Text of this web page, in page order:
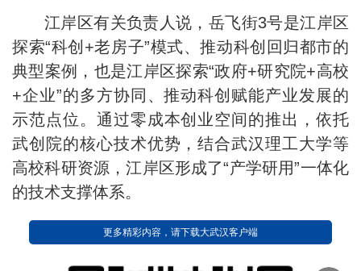
江岸区有关负责人说，岳飞街3号是江岸区
探索“科创+老房子”模式、推动科创回归都市的
典型案例，也是江岸区探索“政府+研究院+高校
+企业”的多方协同、推动科创赋能产业发展的
示范点位。通过零成本创业空间的推出，依托
武创院的核心技术优势，结合武汉理工大学等
高校科研资源，江岸区形成了“产学研用”一体化
的技术支撑体系。
更多精彩内容，请下载大武汉客户端